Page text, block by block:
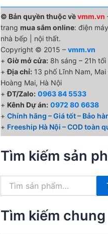
© Bản quyền thuộc vềvmm.vn
trang mua sắm online: điện
nhà bếp | nội thất.
Copyright © 2015 – vmm.vn
+ Giờ mở cửa: 8h sáng – 21h tối
+Địa chỉ: 13 phố Lĩnh Nam,
Hoàng Mai, Hà Nội
+ĐT/Zalo: 0963 84 5533
+ Kênh Dự án: 0972 80 6638
+ Chính hãng – Giá tốt – Bảo
+ Freeship Hà Nội – COD toàn
Tìm kiếm sản
k
Tìm kiếm chung